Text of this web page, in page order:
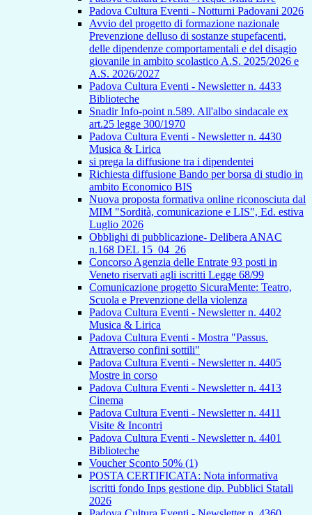
Padova Cultura Eventi - Notturni Padovani 2026
Avvio del progetto di formazione nazionale
Prevenzione delluso di sostanze stupefacenti,
delle dipendenze comportamentali e del disagio
giovanile in ambito scolastico A.S. 2025/2026 e
A.S. 2026/2027
Padova Cultura Eventi - Newsletter n. 4433
Biblioteche
Snadir Info-point n.589. All'albo sindacale ex
art.25 legge 300/1970
Padova Cultura Eventi - Newsletter n. 4430
Musica & Lirica
si prega la diffusione tra i dipendentei
Richiesta diffusione Bando per borsa di studio in
ambito Economico BIS
Nuova proposta formativa online riconosciuta dal
MIM "Sordità, comunicazione e LIS", Ed. estiva
Luglio 2026
Obblighi di pubblicazione- Delibera ANAC
n.168 DEL 15_04_26
Concorso Agenzia delle Entrate 93 posti in
Veneto riservati agli iscritti Legge 68/99
Comunicazione progetto SicuraMente: Teatro,
Scuola e Prevenzione della violenza
Padova Cultura Eventi - Newsletter n. 4402
Musica & Lirica
Padova Cultura Eventi - Mostra "Passus.
Attraverso confini sottili"
Padova Cultura Eventi - Newsletter n. 4405
Mostre in corso
Padova Cultura Eventi - Newsletter n. 4413
Cinema
Padova Cultura Eventi - Newsletter n. 4411
Visite & Incontri
Padova Cultura Eventi - Newsletter n. 4401
Biblioteche
Voucher Sconto 50% (1)
POSTA CERTIFICATA: Nota informativa
iscritti fondo Inps gestione dip. Pubblici Statali
2026